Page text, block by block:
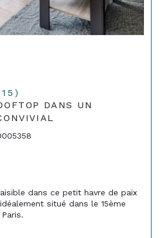
DANS UN
dans ce petit havre de paix
situé dans le 15ème